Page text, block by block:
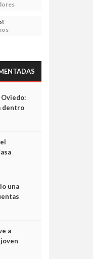
dentro
una
no
a